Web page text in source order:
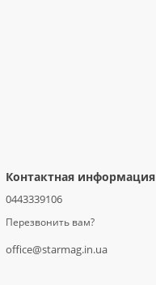
Контактная информация
0443339106
Перезвонить вам?
office@starmag.in.ua